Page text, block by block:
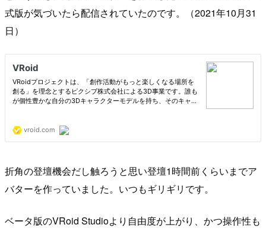
式版が気づいたら配信されていたのです。（2021年10月31
日）
折角の登壇機会だし触ろうと思い登壇1時間前くらいまでア
バターを作っていました。いつもギリギリです。
ベータ版のVRoid Studioより自由度が上がり、かつ操作性も